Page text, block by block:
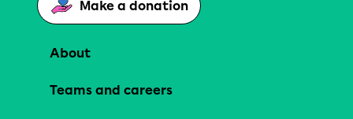
Make a donation
About
Teams and careers